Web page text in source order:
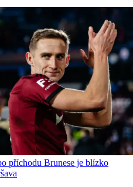
příchodu Brunese je blízko